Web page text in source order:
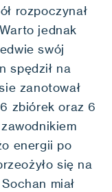
rozpoczynał
jednak
swój
spędził na
zanotował
zbiórek oraz 6
energii po
się na
miał